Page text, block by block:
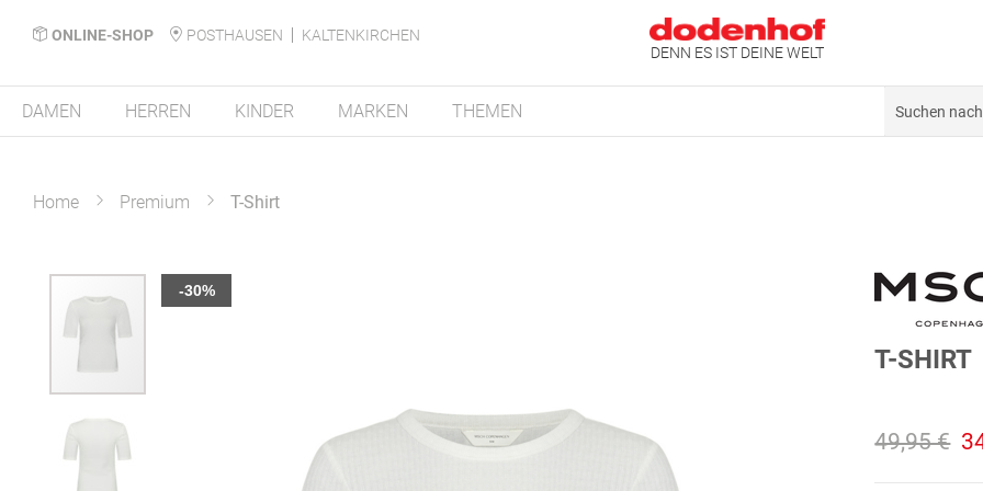
ONLINE-SHOP POSTHAUSEN
KALTENKIRCHEN
DENN ES IST DEINE WELT
DAMEN HERREN KINDER MARKEN THEMEN
Home Premium T-Shirt
Zum
Ende
der
springen
-30%
T-SHIRT
49,95 €